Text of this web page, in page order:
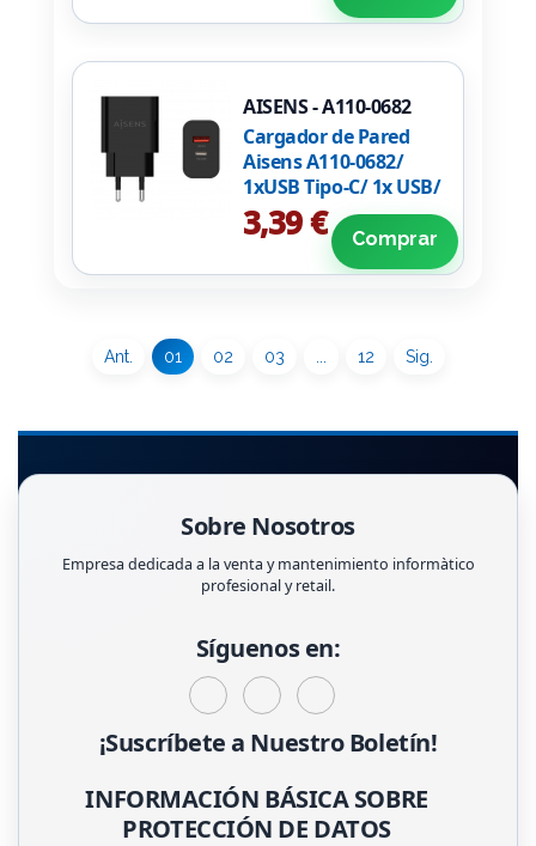
AISENS - A110-0682
Cargador de Pared
Aisens A110-0682/
1xUSB Tipo-C/ 1x USB/
20W
3,39 € Comprar
Ant. 01 02 03 12 Sig.
Sobre Nosotros
Empresa dedicada a la venta y mantenimiento informàtico
profesional y retail.
Síguenos en:
¡Suscríbete a Nuestro Boletín!
INFORMACIÓN BÁSICA SOBRE
PROTECCIÓN DE DATOS